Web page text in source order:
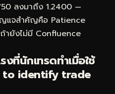
ลงมาถึง 1.2400 —
แจสำคัญคือ Patience
ายังไม่มี Confluence
ที่นักเทรดทำเมื่อใช้
identify trade